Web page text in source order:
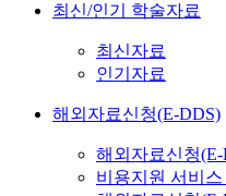
최신/인기 학술자료
최신자료
인기자료
해외자료신청(E-DDS)
해외자료신청
비용지원 서비스